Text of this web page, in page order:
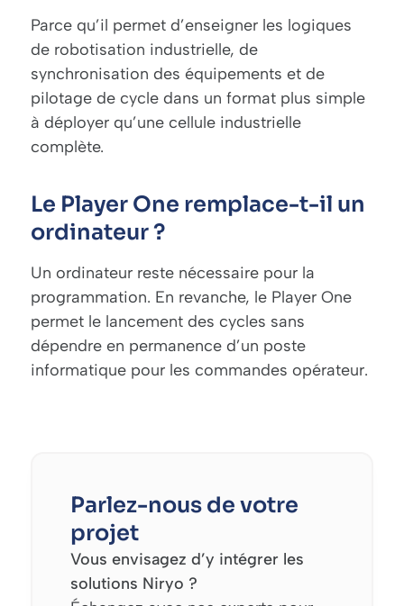
Parce qu’il permet d’enseigner les logiques
de robotisation industrielle, de
synchronisation des équipements et de
pilotage de cycle dans un format plus simple
à déployer qu’une cellule industrielle
complète.
Le Player One remplace-t-il un
ordinateur ?
Un ordinateur reste nécessaire pour la
programmation. En revanche, le Player One
permet le lancement des cycles sans
dépendre en permanence d’un poste
informatique pour les commandes opérateur.
Parlez-nous de votre
projet
Vous envisagez d’y intégrer les
solutions Niryo ?